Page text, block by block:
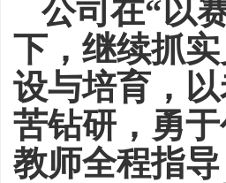
公司在“以
下，继续抓
设与培育，
苦钻研，勇于
教师全程指